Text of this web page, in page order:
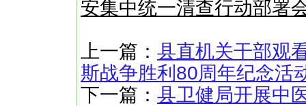
安集中统一清查行动部署
上一篇： 县直机关干部观
斯战争胜利80周年纪念活
下一篇： 县卫健局开展中